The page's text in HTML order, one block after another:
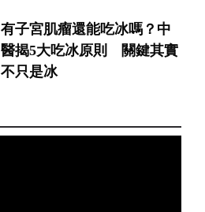
有子宮肌瘤還能吃冰嗎？中
醫揭5大吃冰原則 關鍵其實
不只是冰